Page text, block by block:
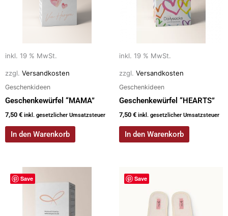
inkl. 19 % MwSt.
zzgl. Versandkosten
Geschenkideen
Geschenkewürfel “MAMA”
7,50 € inkl. gesetzlicher Umsatzsteuer
In den Warenkorb
inkl. 19 % MwSt.
zzgl. Versandkosten
Geschenkideen
Geschenkewürfel “HEARTS”
7,50 € inkl. gesetzlicher Umsatzsteuer
In den Warenkorb
Save Save